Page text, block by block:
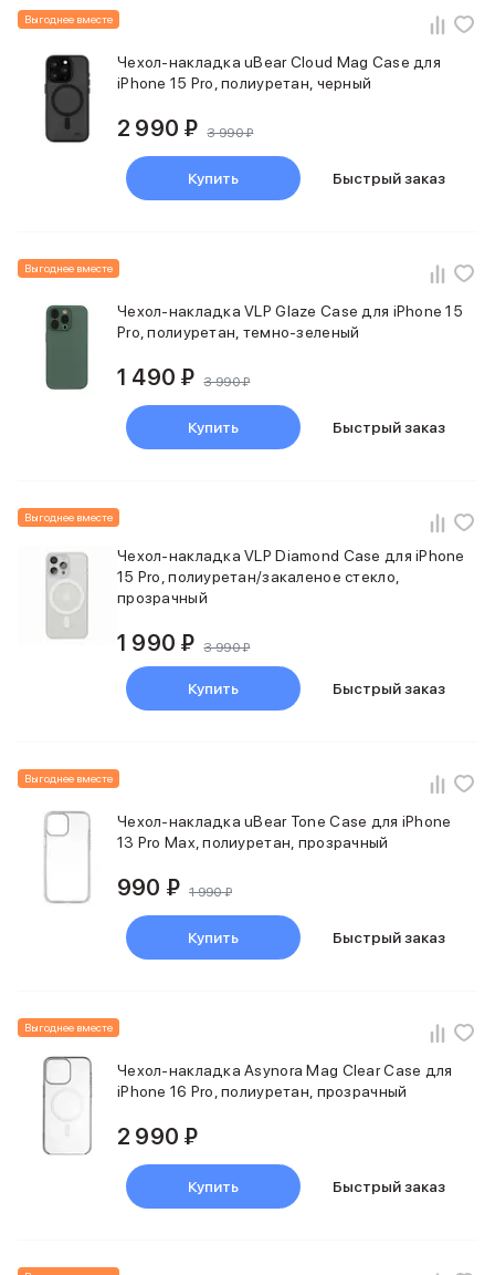
Акустические системы
Мониторы
Микрофоны
Баннер ПВЗ
Баннер гарантия
Баннер доставка
CMF
Техника для дома
Баннер ПВЗ
Баннер сплит
Инструменты
Уход за одеждой
Баннер доставка
Красота и здоровье
Укладка волос
Уход за полостью рта
Забота о здоровье
Dyson
Huawei
Баннер доставка
Выгоднее вместе
Чехол-накладка uBear Cloud Mag Case для
iPhone 15 Pro, полиуретан, черный
2 990 ₽ 3 990 ₽
Купить Быстрый заказ
Выгоднее вместе
Чехол-накладка VLP Glaze Case для iPhone 15
Pro, полиуретан, темно-зеленый
1 490 ₽ 3 990 ₽
Купить Быстрый заказ
Выгоднее вместе
Чехол-накладка VLP Diamond Case для iPhone
15 Pro, полиуретан/закаленое стекло,
прозрачный
1 990 ₽ 3 990 ₽
Купить Быстрый заказ
Выгоднее вместе
Чехол-накладка uBear Tone Case для iPhone
13 Pro Max, полиуретан, прозрачный
990 ₽ 1 990 ₽
Купить Быстрый заказ
Выгоднее вместе
Чехол-накладка Asynora Mag Clear Case для
iPhone 16 Pro, полиуретан, прозрачный
2 990 ₽
Купить Быстрый заказ